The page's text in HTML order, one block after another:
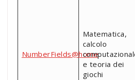
NumberFields@home
Matematica,
calcolo
e teoria dei
giochi